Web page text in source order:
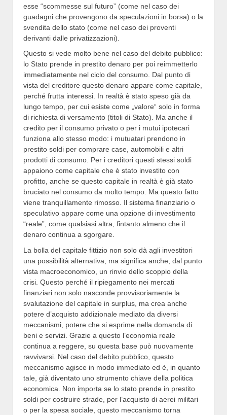
esse “scommesse sul futuro” (come nel caso dei
guadagni che provengono da speculazioni in borsa) o la
svendita dello stato (come nel caso dei proventi
derivanti dalle privatizzazioni).
Questo si vede molto bene nel caso del debito pubblico:
lo Stato prende in prestito denaro per poi reimmetterlo
immediatamente nel ciclo del consumo. Dal punto di
vista del creditore questo denaro appare come capitale,
perché frutta interessi. In realtà è stato speso già da
lungo tempo, per cui esiste come „valore“ solo in forma
di richiesta di versamento (titoli di Stato). Ma anche il
credito per il consumo privato o per i mutui ipotecari
funziona allo stesso modo: i mutuatari prendono in
prestito soldi per comprare case, automobili e altri
prodotti di consumo. Per i creditori questi stessi soldi
appaiono come capitale che è stato investito con
profitto, anche se questo capitale in realtà è già stato
bruciato nel consumo da molto tempo. Ma questo fatto
viene tranquillamente rimosso. Il sistema finanziario o
speculativo appare come una opzione di investimento
“reale”, come qualsiasi altra, fintanto almeno che il
denaro continua a sgorgare.
La bolla del capitale fittizio non solo dà agli investitori
una possibilità alternativa, ma significa anche, dal punto
vista macroeconomico, un rinvio dello scoppio della
crisi. Questo perché il ripiegamento nei mercati
finanziari non solo nasconde provvisoriamente la
svalutazione del capitale in surplus, ma crea anche
potere d’acquisto addizionale mediato da diversi
meccanismi, potere che si esprime nella domanda di
beni e servizi. Grazie a questo l’economia reale
continua a reggere, su questa base può nuovamente
ravvivarsi. Nel caso del debito pubblico, questo
meccanismo agisce in modo immediato ed è, in quanto
tale, già diventato uno strumento chiave della politica
economica. Non importa se lo stato prende in prestito
soldi per costruire strade, per l’acquisto di aerei militari
o per la spesa sociale, questo meccanismo torna